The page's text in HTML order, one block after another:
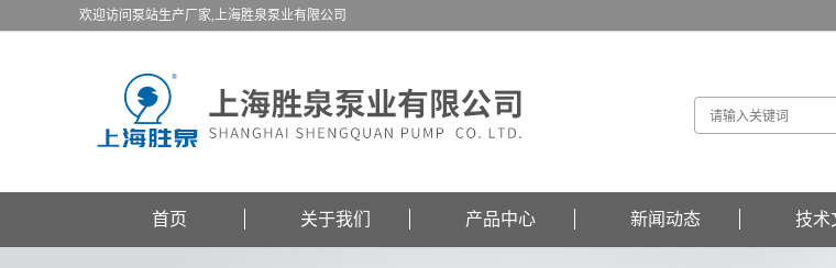
欢迎访问泵站生产厂家,上海胜泉泵业有限公司
首页 关于我们 产品中心 新闻动态 技术